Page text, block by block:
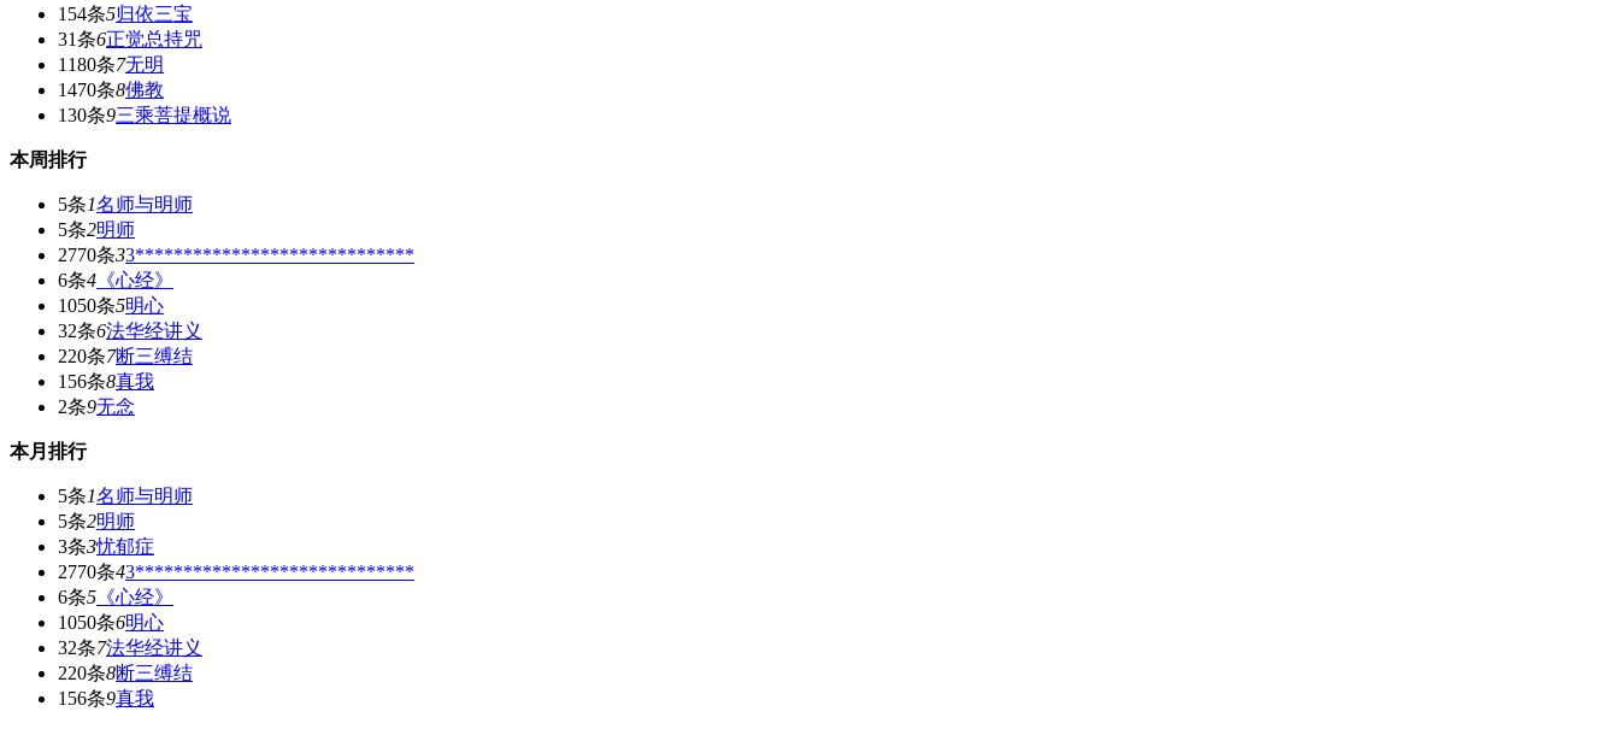
154条5归依三宝
31条6正觉总持咒
1180条7无明
1470条8佛教
130条9三乘菩提概说
本周排行
5条1名师与明师
5条2明师
2770条33*****************************
6条4 《心经》
1050条5明心
32条6法华经讲义
220条7断三缚结
156条8真我
2条9无念
本月排行
5条1名师与明师
5条2明师
3条3忧郁症
2770条43*****************************
6条5 《心经》
1050条6明心
32条7法华经讲义
220条8断三缚结
156条9真我